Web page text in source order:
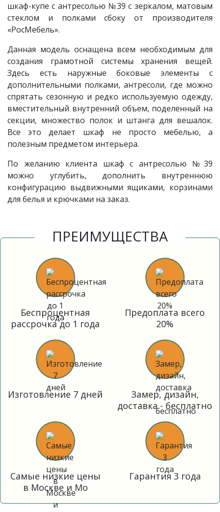
шкаф-купе с антресолью №39с зеркалом, матовым
стеклом и полками сбоку от производителя
«РосМебель».
Данная модель оснащена всем необходимым для
создания грамотной системы хранения вещей.
Здесь есть наружные боковые элементы с
дополнительными полками, антресоли, где можно
спрятать сезонную и редко используемую одежду,
вместительный внутренний объем, поделенный на
секции, множество полок и штанга для вешалок.
Все это делает шкаф не просто мебелью, а
полезным предметом интерьера.
По желанию клиента шкаф с антресолью №39
можно углубить, дополнить внутреннюю
конфигурацию выдвижными ящиками, корзинами
для белья и крючками на заказ.
ПРЕИМУЩЕСТВА
Беспроцентная
рассрочка до 1 года
Предоплата всего
20%
Изготовление 7 дней
Замер, дизайн,
доставка - бесплатно
Самые низкие цены
в Москве и Мо
Гарантия 3 года